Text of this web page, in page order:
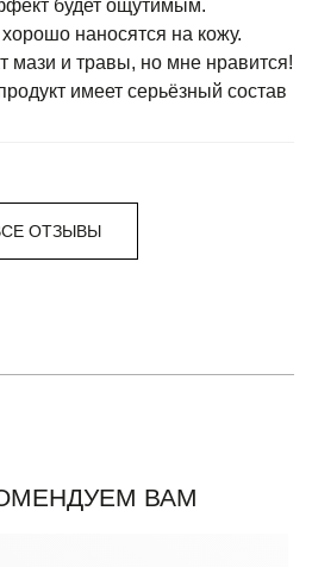
будет ощутимым.
наносятся на кожу.
мази и травы, но мне нравится!
имеет серьёзный состав
ОТЗЫВЫ
ВАМ